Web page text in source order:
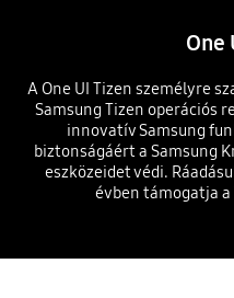
One
A One UI Tizen személyre
Samsung Tizen operációs
innovatív Samsung
biztonságáért a Samsung
eszközeidet védi.
évben támogatja